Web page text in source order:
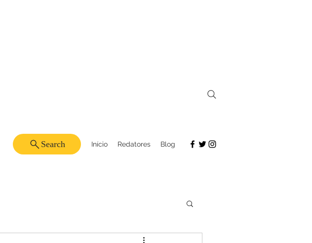
Início Redatores Blog
Search